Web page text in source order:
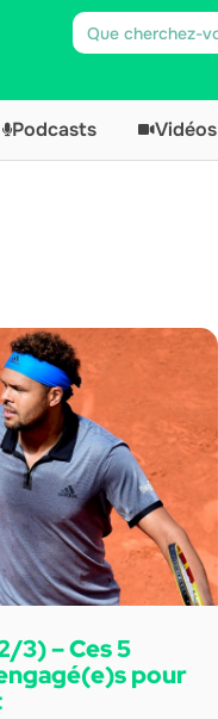
Podcasts Vidéos
3) – Ces 5
pour